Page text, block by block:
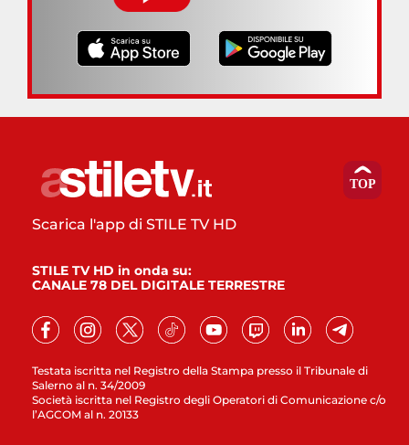
Testata iscritta nel Registro della Stampa presso il Tribunale di
Salerno al n. 34/2009
Società iscritta nel Registro degli Operatori di Comunicazione c/o
l’AGCOM al n. 20133
Scarica l'app di STILE TV HD
STILE TV HD in onda su:
CANALE 78 DEL DIGITALE TERRESTRE